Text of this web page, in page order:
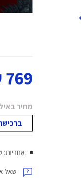
769 ₪
מחיר
ברכישת
אחריות:
שאל